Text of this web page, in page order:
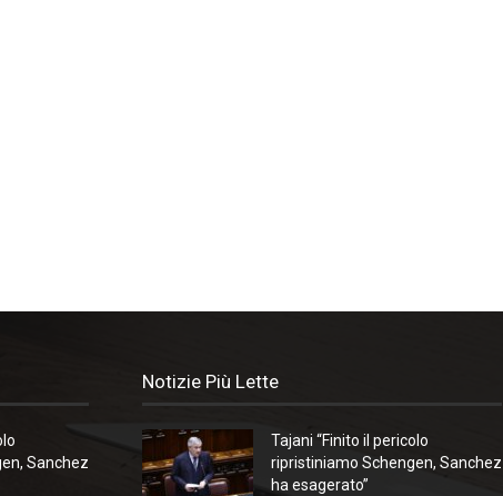
Sanchez
Notizie Più Lette
Tajani “Finito il pericolo
ripristiniamo Schengen, Sanchez
ha esagerato”